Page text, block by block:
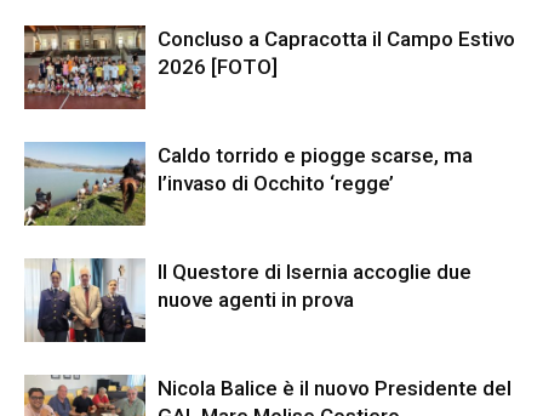
Concluso a Capracotta il Campo Estivo
2026 [FOTO]
Caldo torrido e piogge scarse, ma
l’invaso di Occhito ‘regge’
Il Questore di Isernia accoglie due
nuove agenti in prova
Nicola Balice è il nuovo Presidente del